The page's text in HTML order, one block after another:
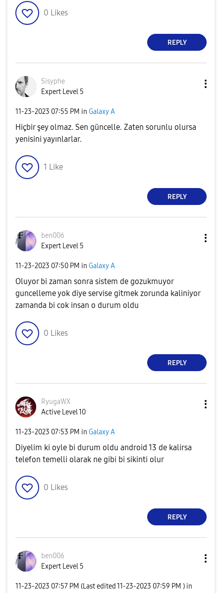
0 Likes
REPLY
Sisyphe
Expert Level 5
‎11-23-2023 07:55 PM in Galaxy A
Hiçbir şey olmaz. Sen güncelle. Zaten sorunlu olursa
yenisini yayınlarlar.
1 Like
REPLY
ben006
Expert Level 5
‎11-23-2023 07:50 PM in Galaxy A
Oluyor bi zaman sonra sistem de gozukmuyor
guncelleme yok diye servise gitmek zorunda kaliniyor
zamanda bi cok insan o durum oldu
0 Likes
REPLY
RyugaWX
Active Level 10
‎11-23-2023 07:53 PM in Galaxy A
Diyelim ki oyle bi durum oldu android 13 de kalirsa
telefon temelli olarak ne gibi bi sikinti olur
0 Likes
REPLY
ben006
Expert Level 5
‎11-23-2023 07:57 PM (Last edited ‎11-23-2023 07:59 PM ) in